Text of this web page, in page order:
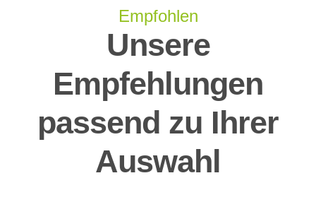
Empfohlen
Unsere
Empfehlungen
passend zu Ihrer
Auswahl